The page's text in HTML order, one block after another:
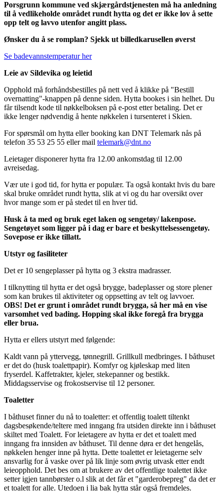
Porsgrunn kommune ved skjærgårdstjenesten må ha anledning
til å vedlikeholde området rundt hytta og det er ikke lov å sette
opp telt og lavvo utenfor angitt plass.
Ønsker du å se romplan? Sjekk ut billedkarusellen øverst
Se badevannstemperatur her
Leie av Sildevika og leietid
Opphold må forhåndsbestilles på nett ved å klikke på "Bestill
overnatting"-knappen på denne siden. Hytta bookes i sin helhet. Du
får tilsendt kode til nøkkelboksen på e-post etter betaling. Det er
ikke lenger nødvendig å hente nøkkelen i tursenteret i Skien.
For spørsmål om hytta eller booking kan DNT Telemark nås på
telefon 35 53 25 55 eller mail telemark@dnt.no
Leietager disponerer hytta fra 12.00 ankomstdag til 12.00
avreisedag.
Vær ute i god tid, for hytta er populær. Ta også kontakt hvis du bare
skal bruke området rundt hytta, slik at vi og du har oversikt over
hvor mange som er på stedet til en hver tid.
Husk å ta med og bruk eget laken og sengetøy/ lakenpose.
Sengetøyet som ligger på i dag er bare et beskyttelsessengetøy.
Sovepose er ikke tillatt.
Utstyr og fasiliteter
Det er 10 sengeplasser på hytta og 3 ekstra madrasser.
I tilknytting til hytta er det også brygge, badeplasser og store plener
som kan brukes til aktiviteter og oppsetting av telt og lavvoer.
OBS! Det er grunt i området rundt brygga, så her må en vise
varsomhet ved bading. Hopping skal ikke foregå fra brygga
eller brua.
Hytta er ellers utstyrt med følgende:
Kaldt vann på yttervegg, tønnegrill. Grillkull medbringes. I båthuset
er det do (husk toalettpapir). Komfyr og kjøleskap med liten
fryserdel. Kaffetrakter, kjeler, stekepanner og bestikk.
Middagsservise og frokostservise til 12 personer.
Toaletter
I båthuset finner du nå to toaletter: et offentlig toalett tiltenkt
dagsbesøkende/teltere med inngang fra utsiden direkte inn i båthuset
skiltet med Toalett. For leietagere av hytta er det et toalett med
inngang fra innsiden av båthuset. Til denne døra er det hengelås,
nøkkelen henger inne på hytta. Dette toalettet er leietagerne selv
ansvarlig for å vaske over på lik linje som øvrig utvask etter endt
leieopphold. Det bes om at brukere av det offentlige toalettet ikke
setter igjen tannbørster o.l slik at det får et "garderobepreg" da det er
et toalett for alle. Utedoen i lia bak hytta står også fremdeles.